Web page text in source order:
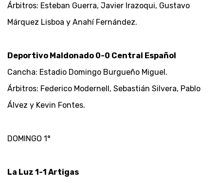
Árbitros: Esteban Guerra, Javier Irazoqui, Gustavo
Márquez Lisboa y Anahí Fernández.
Deportivo Maldonado 0-0 Central Español
Cancha: Estadio Domingo Burgueño Miguel.
Árbitros: Federico Modernell, Sebastián Silvera, Pablo
Álvez y Kevin Fontes.
DOMINGO 1°
La Luz 1-1 Artigas